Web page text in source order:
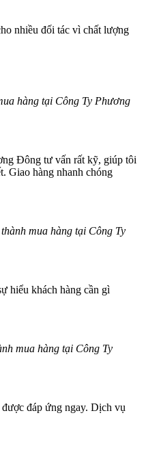
nhiều đối tác vì chất lượng
hàng tại Công Ty Phương
Đông tư vấn rất kỹ, giúp tôi
Giao hàng nhanh chóng
mua hàng tại Công Ty
hiểu khách hàng cần gì
mua hàng tại Công Ty
đáp ứng ngay. Dịch vụ